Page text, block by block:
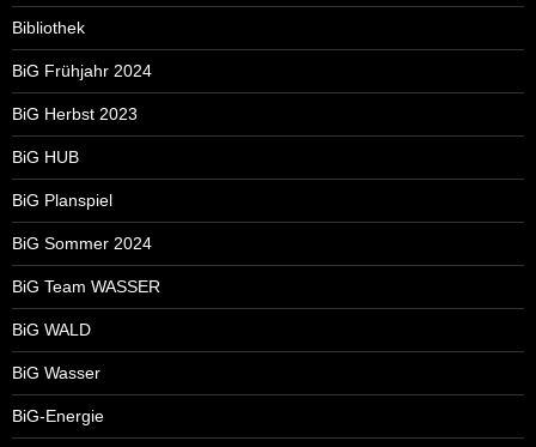
Bibliothek
BiG Frühjahr 2024
BiG Herbst 2023
BiG HUB
BiG Planspiel
BiG Sommer 2024
BiG Team WASSER
BiG WALD
BiG Wasser
BiG-Energie